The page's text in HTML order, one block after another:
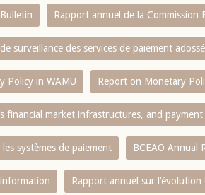
Rapport annuel de la Commission
surveillance des services de paiement
Policy in WAMU Report on Monetary
financial market infrastructures, and
systèmes de paiement BCEAO Annual
Rapport annuel sur